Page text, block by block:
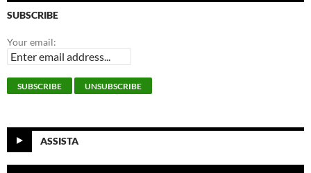
SUBSCRIBE
Your email:
ASSISTA